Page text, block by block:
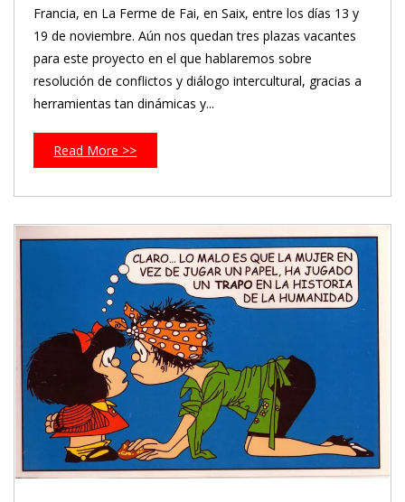
Francia, en La Ferme de Fai, en Saix, entre los días 13 y
19 de noviembre. Aún nos quedan tres plazas vacantes
para este proyecto en el que hablaremos sobre
resolución de conflictos y diálogo intercultural, gracias a
herramientas tan dinámicas y...
Read More >>